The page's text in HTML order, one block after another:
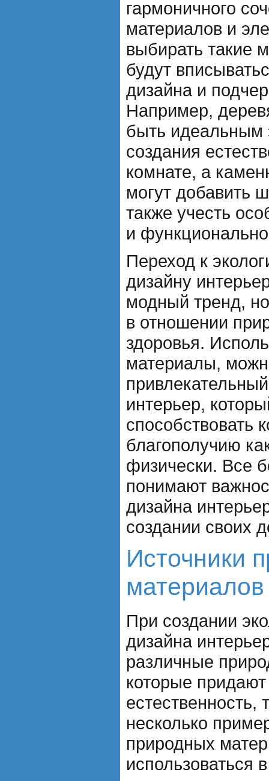
гармоничного
материалов и
выбирать такие
будут
дизайна и
Например,
быть идеальным
создания
комнате, а
могут добавить
также учесть
и
Переход к
дизайну
модный тренд,
в отношении
здоровья.
материалы,
интерьер,
способствовать
благополучию
физически. Все
понимают
дизайна
создании своих
Источники
материалов
При создании
дизайна
различные
которые
естественность,
несколько
природных
использоваться